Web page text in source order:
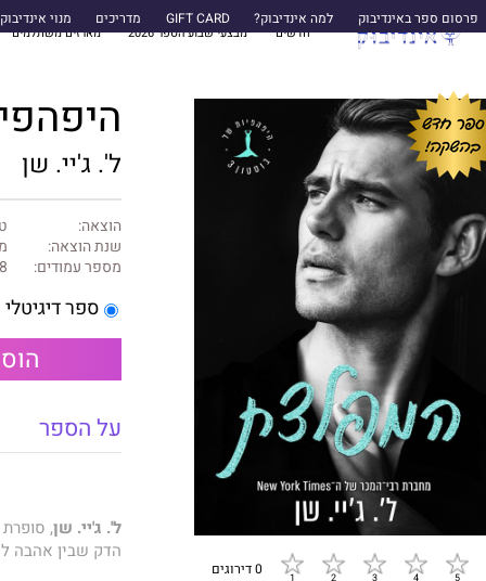
פרסום ספר באינדיבוק למה אינדיבוק? GIFT CARD מדריכים מנוי אינדיבוק
חדשים מבצעי שבוע הספר 2026 מארזים משתלמים
0 דירוגים
היפהפיות
ל'. ג'יי. שן
הוצאה:
שנת הוצאה:
מספר עמודים:
ספר דיגיטלי
על הספר
ל'. ג'יי. שן,
הדק שבין אהבה